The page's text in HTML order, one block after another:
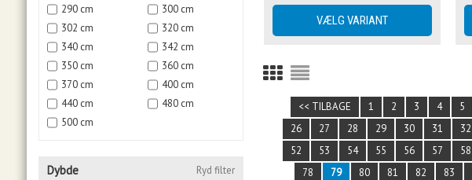
290 cm
300 cm
302 cm
320 cm
340 cm
342 cm
350 cm
360 cm
370 cm
400 cm
440 cm
480 cm
500 cm
Dybde Ryd filter
<< TILBAGE 1 2 3 4 5
26
27 28 29 30 31 32
52
53 54 55 56 57 58
78
79 80 81 82 83